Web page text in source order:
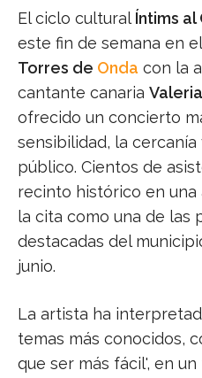
El ciclo culturalÍntims
este fin de semana en
Torres de Onda con la
cantante canaria
ofrecido un concierto
sensibilidad, la
público. Cientos de
recinto histórico en
la cita como una de las
destacadas del
junio.
La artista ha
temas más conocidos,
que ser más fácil', en